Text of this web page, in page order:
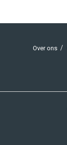
Over ons